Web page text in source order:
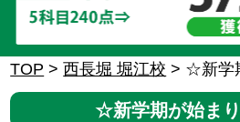
TOP >西長堀 堀江校 > ☆新学
☆新学期が始ま